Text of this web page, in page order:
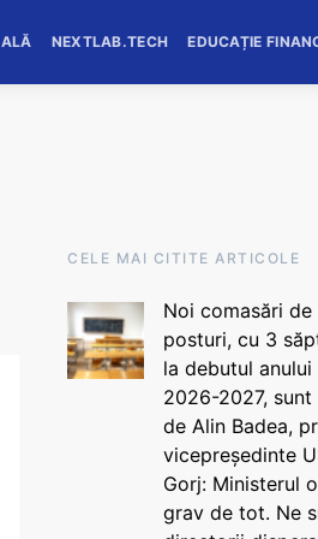
NEXTLAB.TECH EDUCAȚIE
CELE MAI CITITE ARTICOLE
Noi comasări de
posturi, cu 3
la debutul
2026-2027, sunt
de Alin Badea,
vicepreședinte
Gorj: Ministerul
grav de tot. Ne